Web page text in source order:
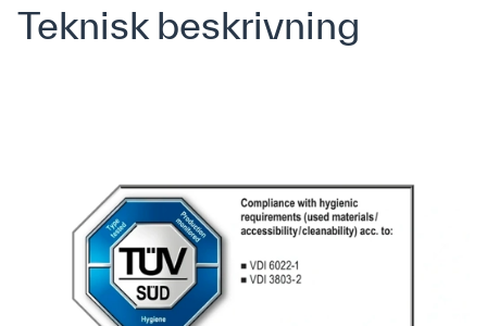
Teknisk beskrivning
Cookie-policy